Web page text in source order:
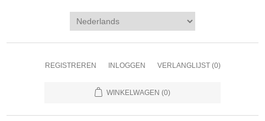
REGISTREREN INLOGGEN VERLANGLIJST (0)
WINKELWAGEN (0)